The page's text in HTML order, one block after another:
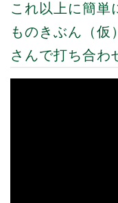
これ以上に簡単
ものきぶん（仮
さんで打ち合わ